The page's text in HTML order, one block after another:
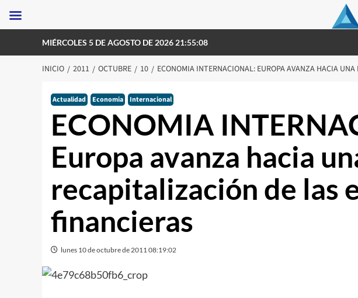
MIÉRCOLES 5 DE AGOSTO DE 2026 21:55:08
INICIO 2011 OCTUBRE 10 ECONOMIA INTERNACIONAL: EUROPA AVANZA HACIA
Actualidad Economia Internacional
ECONOMIA
Europa avanza hacia
recapitalización de las
financieras
lunes 10 de octubre de 2011 08:19:02